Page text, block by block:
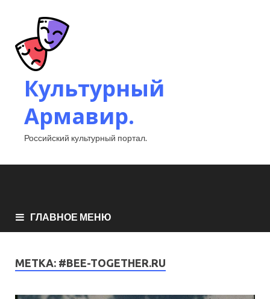
Культурный
Армавир.
Российский культурный портал.
ГЛАВНОЕ МЕНЮ
МЕТКА: #BEE-TOGETHER.RU